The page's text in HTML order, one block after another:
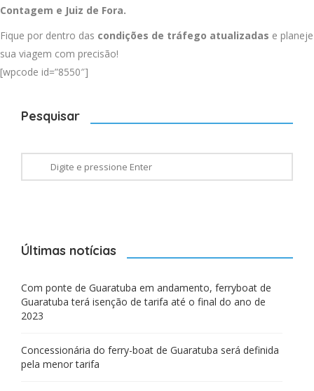
Contagem e Juiz de Fora.
Fique por dentro das condições de tráfego atualizadas e planeje
sua viagem com precisão!
[wpcode id=”8550″]
Pesquisar
Últimas notícias
Com ponte de Guaratuba em andamento, ferryboat de
Guaratuba terá isenção de tarifa até o final do ano de
2023
Concessionária do ferry-boat de Guaratuba será definida
pela menor tarifa